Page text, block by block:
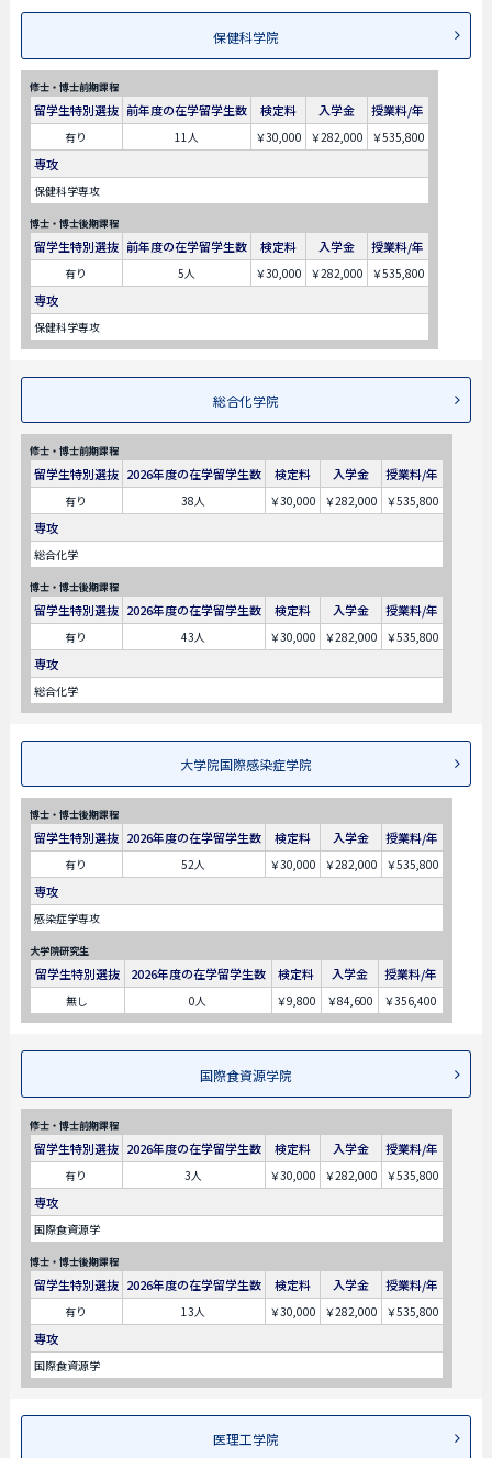
保健科学院
修士・博士前期課程
留学生特別選抜 前年度の在学留学生数 検定料 入学金 授業料/年
有り 11人 ￥30,000 ￥282,000 ￥535,800
専攻
保健科学専攻
博士・博士後期課程
留学生特別選抜 前年度の在学留学生数 検定料 入学金 授業料/年
有り 5人 ￥30,000 ￥282,000 ￥535,800
専攻
保健科学専攻
総合化学院
修士・博士前期課程
留学生特別選抜 2026年度の在学留学生数 検定料 入学金 授業料/年
有り 38人 ￥30,000 ￥282,000 ￥535,800
専攻
総合化学
博士・博士後期課程
留学生特別選抜 2026年度の在学留学生数 検定料 入学金 授業料/年
有り 43人 ￥30,000 ￥282,000 ￥535,800
専攻
総合化学
大学院国際感染症学院
博士・博士後期課程
留学生特別選抜 2026年度の在学留学生数 検定料 入学金 授業料/年
有り 52人 ￥30,000 ￥282,000 ￥535,800
専攻
感染症学専攻
大学院研究生
留学生特別選抜 2026年度の在学留学生数 検定料 入学金 授業料/年
無し 0人 ￥9,800 ￥84,600 ￥356,400
国際食資源学院
修士・博士前期課程
留学生特別選抜 2026年度の在学留学生数 検定料 入学金 授業料/年
有り 3人 ￥30,000 ￥282,000 ￥535,800
専攻
国際食資源学
博士・博士後期課程
留学生特別選抜 2026年度の在学留学生数 検定料 入学金 授業料/年
有り 13人 ￥30,000 ￥282,000 ￥535,800
専攻
国際食資源学
医理工学院